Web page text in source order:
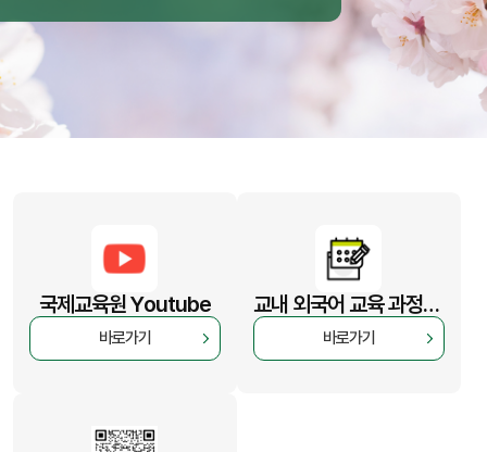
국제교육원 Youtube
바로가기
교내 외국어 교육 과정(MATE)
바로가기